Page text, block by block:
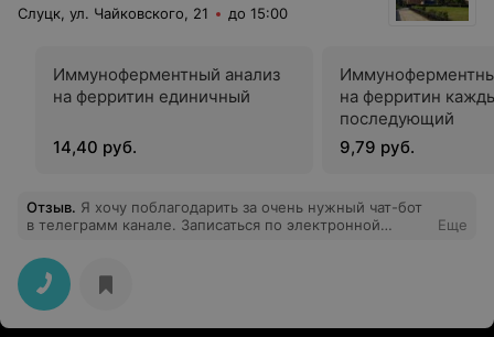
Слуцк, ул. Чайковского, 21 до 15:00
Иммуноферментный анализ
на ферритин единичный
14,40 руб.
на ферритин
последующий
9,79 руб.
Отзыв. Я хочу поблагодарить за очень нужный чат-бот
в телеграмм канале. Записаться по электронной
Рекомендации врачей сразу видны в чате. Вызывали из
очереди, стоять не надо. Пришла по времени и меня
сразу вызвали. Я в восторге от данного вида услуг!
Спасибо! Всем рекомендую!
Еще